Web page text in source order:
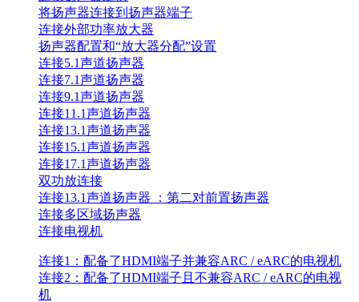
将扬声器连接到扬声器端子
连接外部功率放大器
扬声器配置和“放大器分配”设置
连接5.1声道扬声器
连接7.1声道扬声器
连接9.1声道扬声器
连接11.1声道扬声器
连接13.1声道扬声器
连接15.1声道扬声器
连接17.1声道扬声器
双功放连接
连接13.1声道扬声器 ：第二对前置扬声器
连接多区域扬声器
连接电视机
连接1：配备了HDMI端子并兼容ARC / eARC的电视机
连接2：配备了HDMI端子且不兼容ARC / eARC的电视
机